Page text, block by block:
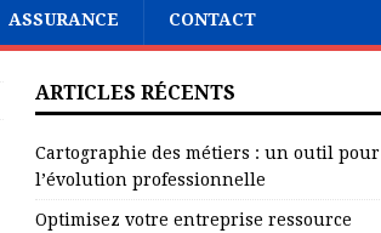
ASSURANCE CONTACT
ARTICLES RÉCENTS
Cartographie des métiers : un outil pour
l’évolution professionnelle
Optimisez votre entreprise ressource